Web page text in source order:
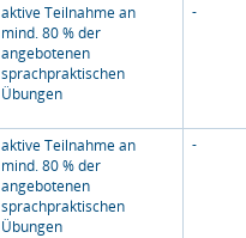
aktive Teilnahme an
mind. 80 % der
angebotenen
sprachpraktischen
Übungen
-
aktive Teilnahme an
mind. 80 % der
angebotenen
sprachpraktischen
Übungen
-